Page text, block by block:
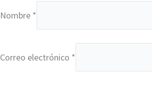
Nombre *
Correo electrónico *